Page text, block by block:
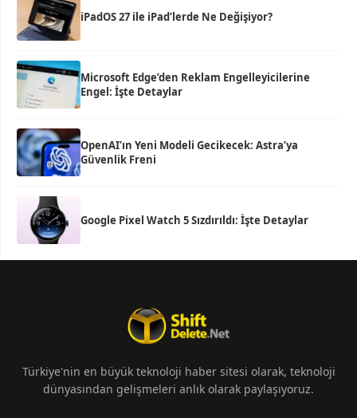
iPadOS 27 ile iPad’lerde Ne Değişiyor?
Microsoft Edge’den Reklam Engelleyicilerine
Engel: İşte Detaylar
OpenAI’ın Yeni Modeli Gecikecek: Astra’ya
Güvenlik Freni
Google Pixel Watch 5 Sızdırıldı: İşte Detaylar
Türkiye'nin en büyük teknoloji haber sitesi olarak, teknoloji
dünyasından gelişmeleri anlık olarak paylaşıyoruz.